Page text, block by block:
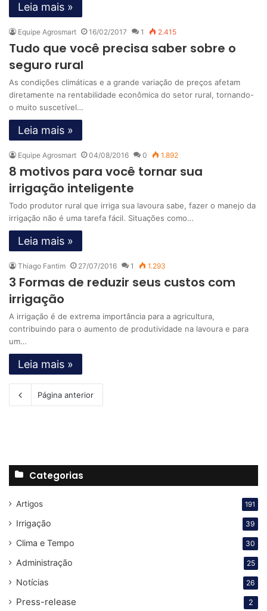
Leia mais »
Equipe Agrosmart 16/02/2017 1 2.415
Tudo que você precisa saber sobre o
seguro rural
As condições climáticas e a grande variação de preços afetam
diretamente na rentabilidade econômica do setor rural, tornando-
o muito suscetível…
Leia mais »
Equipe Agrosmart 04/08/2016 0 1.892
8 motivos para você tornar sua
irrigação inteligente
Todo produtor rural que irriga sua lavoura sabe, fazer o manejo da
irrigação não é uma tarefa fácil. Situações como…
Leia mais »
Thiago Fantim 27/07/2016 1 1.293
3 Formas de reduzir seus custos com
irrigação
A irrigação é de extrema importância para a agricultura,
contribuindo para o aumento de produtividade na lavoura e para
um…
Leia mais »
Página anterior
Categorias
Artigos 191
Irrigação 39
Clima e Tempo 30
Administração 25
Notícias 26
Press-release 2